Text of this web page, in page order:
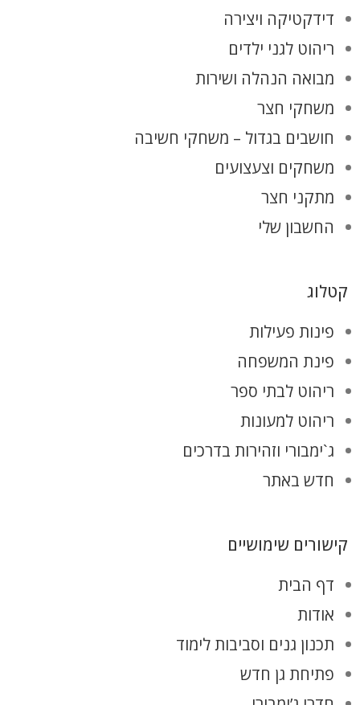
דידקטיקה ויצירה
ריהוט לגני ילדים
מבואה הנהלה ושירות
משחקי חצר
חושבים בגדול – משחקי חשיבה
משחקים וצעצועים
מתקני חצר
החשבון שלי
קטלוג
פינות פעילות
פינת המשפחה
ריהוט לבתי ספר
ריהוט למעונות
ג`ימבורי וזהירות בדרכים
חדש באתר
קישורים שימושיים
דף הבית
אודות
תכנון גנים וסביבות לימוד
פתיחת גן חדש